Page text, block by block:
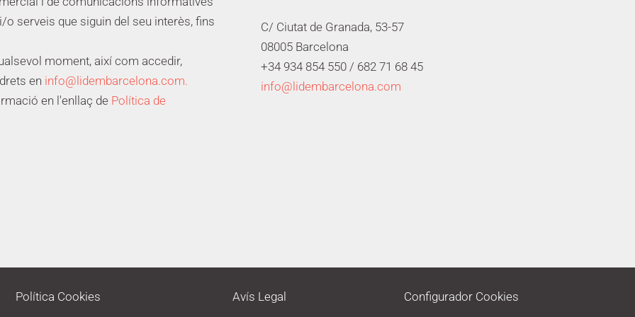
serveis que siguin del seu interès, fins
moment, així com accedir,
en info@lidembarcelona.com.
en l'enllaç de Política de
C/ Ciutat de Granada, 53-57
08005 Barcelona
+34 934 854 550 / 682 71 68 45
info@lidembarcelona.com
Política Cookies Avís Legal Configurador Cookies